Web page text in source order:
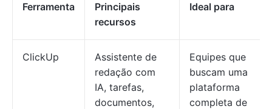
Ferramenta
Principais
recursos
Ideal para
ClickUp
Assistente de
redação com
IA, tarefas,
documentos,
Equipes que
buscam uma
plataforma
completa de